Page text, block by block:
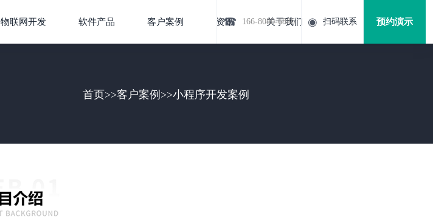
物联网开发 软件产品 客户案例 资讯 关于我们
☎ 166-8080-6886 ◉ 扫码联系 预约演示
首页>>客户案例 >>小程序开发案例